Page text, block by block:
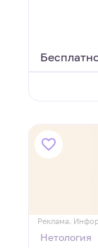
Реклама.
Нетология